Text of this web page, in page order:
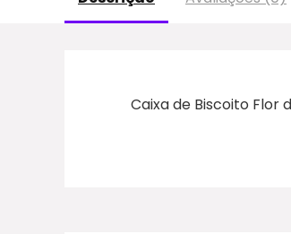
Caixa de Biscoito Flor